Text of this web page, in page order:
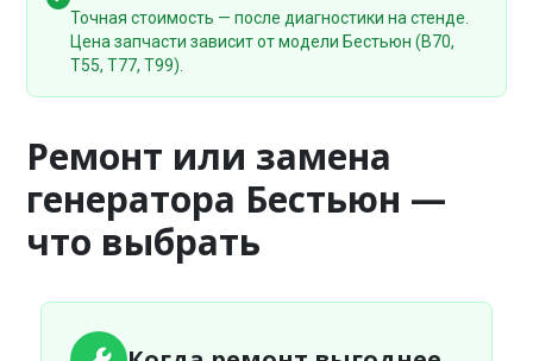
Точная стоимость — после диагностики на стенде.
Цена запчасти зависит от модели Бестьюн (B70,
T55, T77, T99).
Ремонт или замена
генератора Бестьюн —
что выбрать